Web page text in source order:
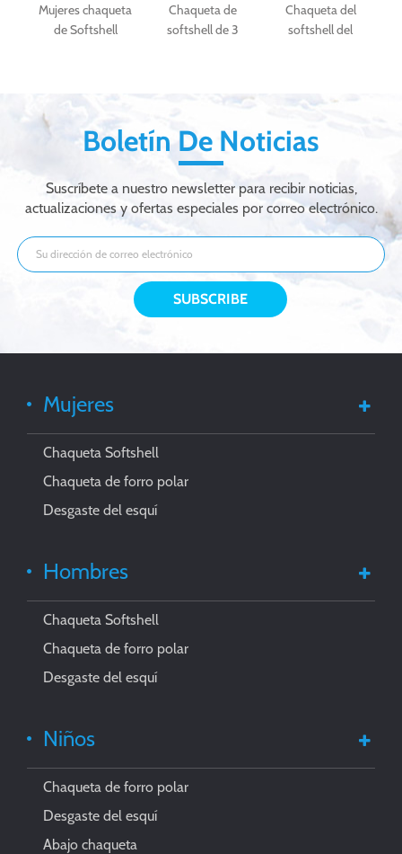
Mujeres chaqueta
de Softshell
Chaqueta de
softshell de 3
Chaqueta del
softshell del
del softshell
impermeable de la
manera
Boletín De Noticias
Suscríbete a nuestro newsletter para recibir noticias,
actualizaciones y ofertas especiales por correo electrónico.
Mujeres
Chaqueta Softshell
Chaqueta de forro polar
Desgaste del esquí
Hombres
Chaqueta Softshell
Chaqueta de forro polar
Desgaste del esquí
Niños
Chaqueta de forro polar
Desgaste del esquí
Abajo chaqueta